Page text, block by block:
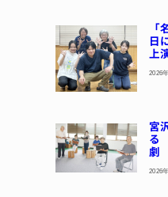
日
上
2026
宮
る
劇
2026